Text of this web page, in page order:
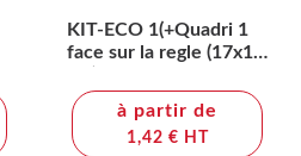
KIT-ECO 1(+Quadri 1
face sur la regle (17x1,3
360° 1 couleur sur le
crayon)à partir de
1,42 € HT